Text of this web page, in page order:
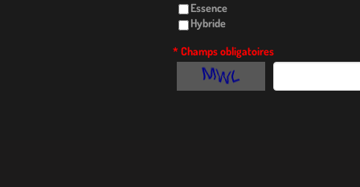
Essence
Hybride
* Champs obligatoires